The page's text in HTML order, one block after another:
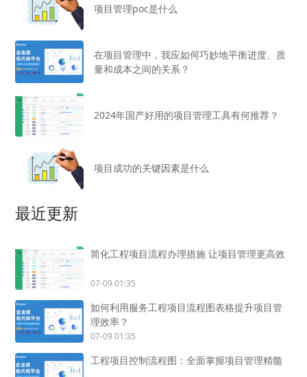
项目管理poc是什么
在项目管理中，我应如何巧妙地平衡进度、质
量和成本之间的关系？
2024年国产好用的项目管理工具有何推荐？
项目成功的关键因素是什么
最近更新
简化工程项目流程办理措施 让项目管理更高效
07-09 01:35
如何利用服务工程项目流程图表格提升项目管
理效率？
07-09 01:35
工程项目控制流程图：全面掌握项目管理精髓